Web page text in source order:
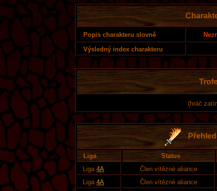
Popis charakteru slovně
Výsledný index charakteru
(hráč
Liga
Status
Liga 4A
Člen vítězné aliance
Liga 4A
Člen vítězné aliance